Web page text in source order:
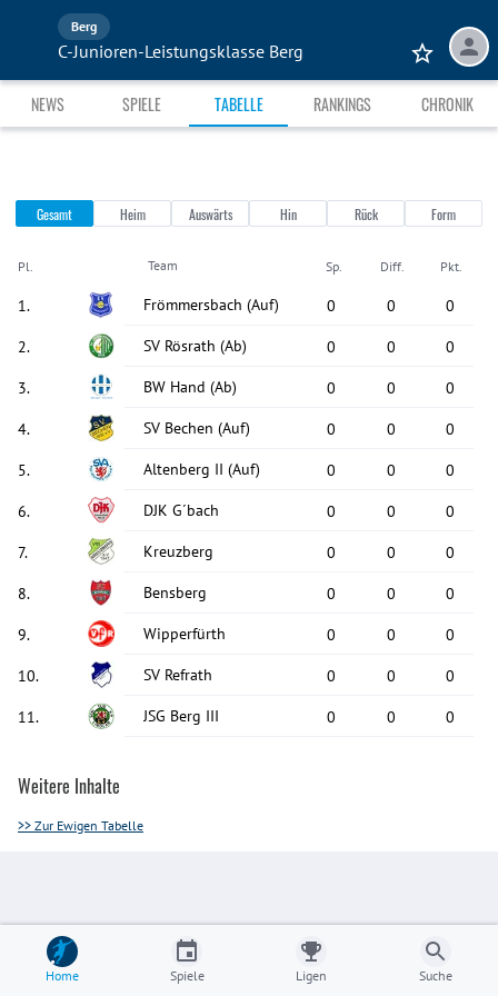
Berg
C-Junioren-Leistungsklasse Berg
NEWS SPIELE TABELLE RANKINGS CHRONIK
Gesamt Heim Auswärts Hin Rück Form
Pl. Team Sp. Diff. Pkt.
1. Frömmersbach (Auf) 0 0 0
2. SV Rösrath (Ab) 0 0 0
3. BW Hand (Ab) 0 0 0
4. SV Bechen (Auf) 0 0 0
5. Altenberg II (Auf) 0 0 0
6. DJK G´bach 0 0 0
7. Kreuzberg 0 0 0
8. Bensberg 0 0 0
9. Wipperfürth 0 0 0
10. SV Refrath 0 0 0
11. JSG Berg III 0 0 0
Weitere Inhalte
>> Zur Ewigen Tabelle
Home Spiele Ligen Suche